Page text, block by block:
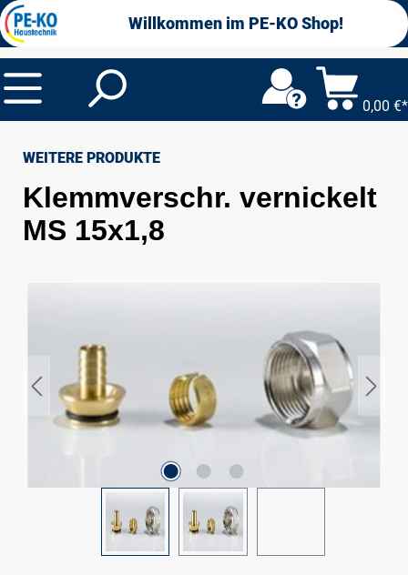
springen Willkommen im PE-KO Shop!
0,00 €*
WEITERE PRODUKTE
Klemmverschr. vernickelt
MS 15x1,8